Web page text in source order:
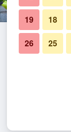
18
19
25
26